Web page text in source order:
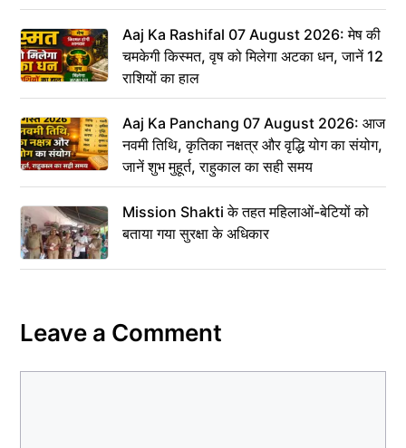
Aaj Ka Rashifal 07 August 2026: मेष की
चमकेगी किस्मत, वृष को मिलेगा अटका धन, जानें 12
राशियों का हाल
Aaj Ka Panchang 07 August 2026: आज
नवमी तिथि, कृतिका नक्षत्र और वृद्धि योग का संयोग,
जानें शुभ मुहूर्त, राहुकाल का सही समय
Mission Shakti के तहत महिलाओं-बेटियों को
बताया गया सुरक्षा के अधिकार
Leave a Comment